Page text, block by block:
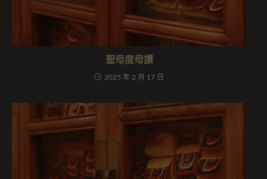
聖母度母讚
2025 年 2 月 17 日